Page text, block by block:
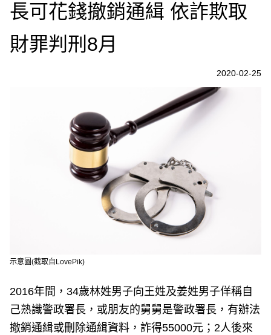
長可花錢撤銷通緝 依詐欺取
財罪判刑8月
2020-02-25
示意圖(截取自LovePik)
2016年間，34歲林姓男子向王姓及姜姓男子佯稱自
己熟識警政署長，或朋友的舅舅是警政署長，有辦法
撤銷通緝或刪除通緝資料，詐得55000元；2人後來